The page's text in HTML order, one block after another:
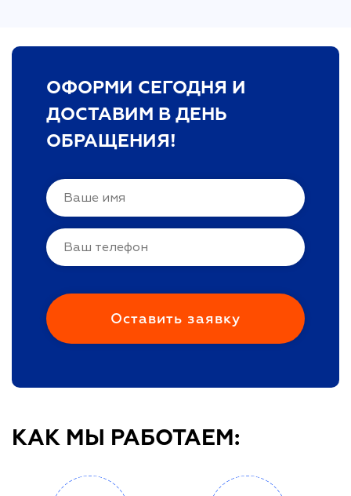
ОФОРМИ СЕГОДНЯ И
ДОСТАВИМ В ДЕНЬ
ОБРАЩЕНИЯ!
КАК МЫ РАБОТАЕМ: